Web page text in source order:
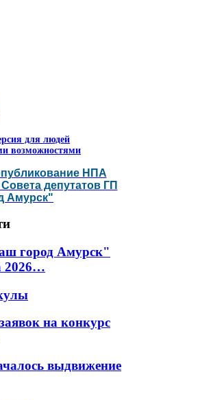
для людей
возможностями
НПА
депутатов ГП
Амурск"
город Амурск"
2026…
на конкурс
выдвижение